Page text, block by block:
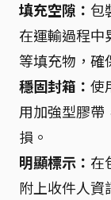
填充空隙： 包
在運輸過程中
等填充物，確
穩固封箱： 使
用加強型膠帶
損。
明顯標示： 在
附上收件人資